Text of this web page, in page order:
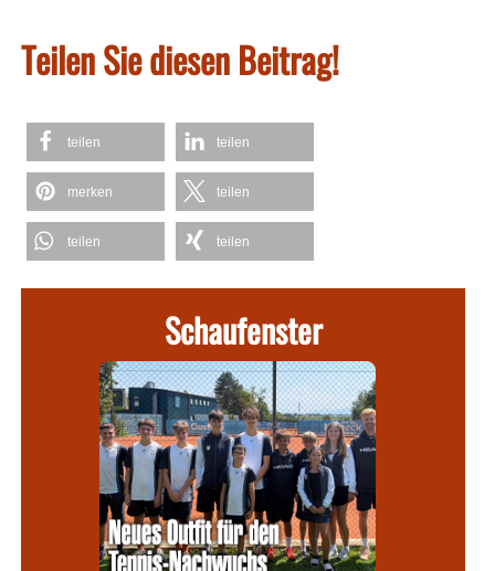
Teilen Sie diesen Beitrag!
teilen teilen
merken teilen
teilen teilen
Schaufenster